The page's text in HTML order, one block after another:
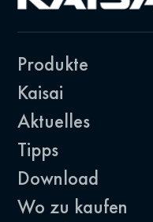
Produkte
Kaisai
Aktuelles
Tipps
Download
Wo zu kaufen